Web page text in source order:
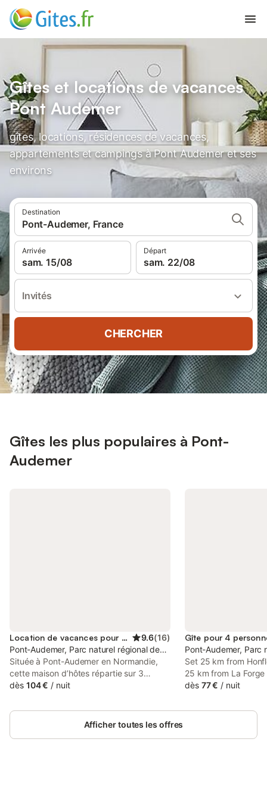
Gîtes et locations de vacances
Pont Audemer
gîtes, locations, résidences de vacances,
appartements et campings à Pont Audemer et ses
environs
Destination
Pont-Audemer, France
Arrivée
sam. 15/08
Départ
sam. 22/08
Invités
CHERCHER
Gîtes les plus populaires à Pont-
Audemer
Location de vacances pour 5 personnes 9.6(16)
Pont-Audemer, Parc naturel régional des Boucles de la Seine
Située à Pont-Audemer en Normandie,
cette maison d’hôtes répartie sur 3
niveaux accueille jusqu’à 5 personnes
confortables, chacune disposant d'une
salle de bain avec WC privatifs. La
dès 104 € / nuit
Gîte pour 4
Pont-Audemer, Parc
Set 25 km from
25 km from La
from Cerza Safari
in Pont-Audemer.
dès 77 € / nuit
Afficher toutes les offres